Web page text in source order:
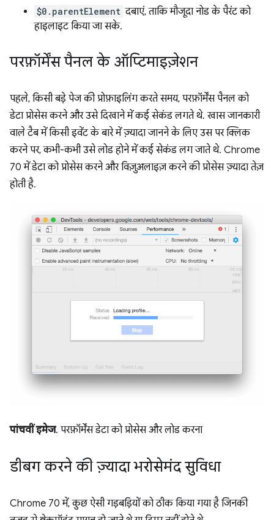
$0.parentElement दबाएं, ताकि मौजूदा नोड के पैरंट को
हाइलाइट किया जा सके.
परफ़ॉर्मेंस पैनल के ऑप्टिमाइज़ेशन
पहले, किसी बड़े पेज की प्रोफ़ाइलिंग करते समय, परफ़ॉर्मेंस पैनल को
डेटा प्रोसेस करने और उसे दिखाने में कई सेकंड लगते थे. खास जानकारी
वाले टैब में किसी इवेंट के बारे में ज़्यादा जानने के लिए उस पर क्लिक
करने पर, कभी-कभी उसे लोड होने में कई सेकंड लग जाते थे. Chrome
70 में डेटा को प्रोसेस करने और विज़ुअलाइज़ करने की प्रोसेस ज़्यादा तेज़
होती है.
पांचवीं इमेज. परफ़ॉर्मेंस डेटा को प्रोसेस और लोड करना
डीबग करने की ज़्यादा भरोसेमंद सुविधा
Chrome 70 में, कुछ ऐसी गड़बड़ियों को ठीक किया गया है जिनकी